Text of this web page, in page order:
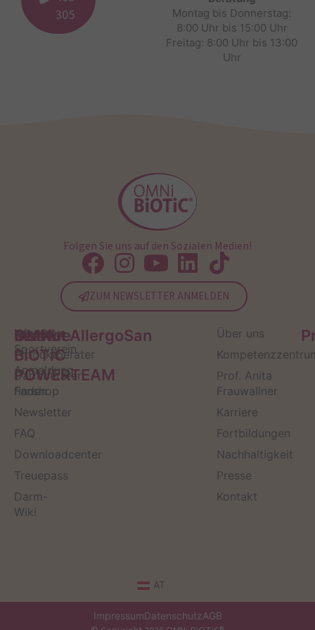
305
Montag bis Donnerstag:
8:00 Uhr bis 15:00 Uhr
Freitag: 8:00 Uhr bis 13:00
Uhr
Folgen Sie uns auf den Sozialen Medien!
ZUM NEWSLETTER ANMELDEN
Service
Kontakt
Produktberater
Darmberater
finden
Newsletter
FAQ
Downloadcenter
Treuepass
Darm-
Wiki
OMNi-
BiOTiC
POWERTEAM
Infos zum
Sportverein
Anmeldung
Fanshop
Institut AllergoSan
Über uns
Prof. Anita
Frauwallner
Karriere
Fortbildungen
Nachhaltigkeit
Presse
Kontakt
AT
ImpressumDatenschutzAGB